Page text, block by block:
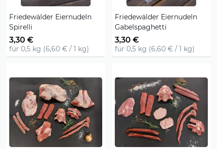
Friedewälder Eiernudeln
Spirelli
3,30 €
für 0,5 kg (6,60 € / 1 kg)
Friedewälder Eiernudeln
Gabelspaghetti
3,30 €
für 0,5 kg (6,60 € / 1 kg)